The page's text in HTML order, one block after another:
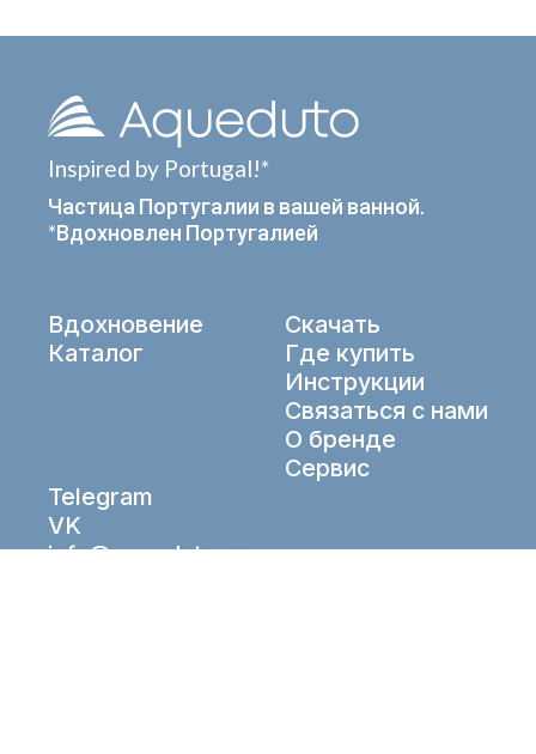
Inspired by Portugal!*
Частица Португалии в вашей ванной.
*Вдохновлен Португалией
Вдохновение
Каталог
Скачать
Где купить
Инструкции
Связаться с нами
О бренде
Сервис
Telegram
VK
info@aqueduto.ru